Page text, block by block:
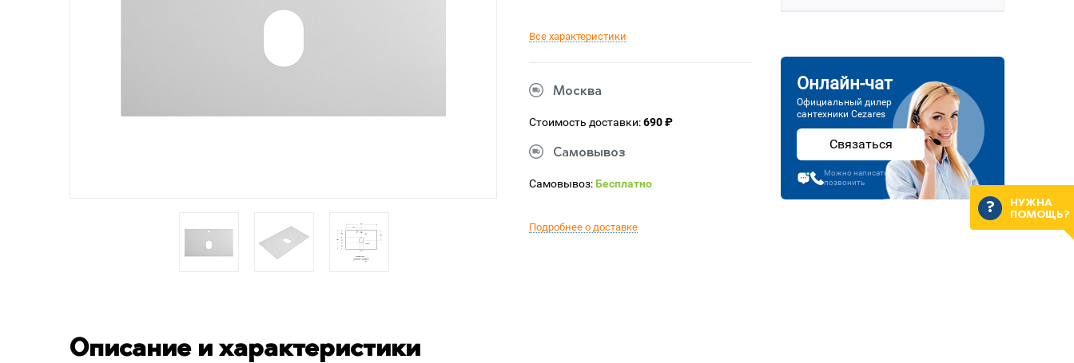
Все характеристики
Москва
Стоимость доставки:690 ₽
Самовывоз
Самовывоз:Бесплатно
Подробнее о доставке
Онлайн-чат
Официальный дилер
сантехники Cezares
Связаться
Можно написать или
позвонить
Описание и характеристики
НУЖНА
ПОМОЩЬ?